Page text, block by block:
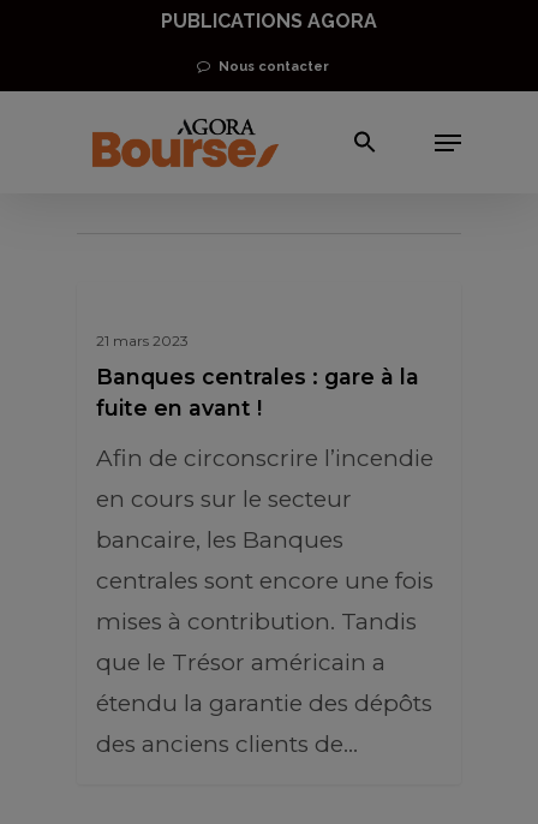
main
PUBLICATIONS AGORA
Nous contacter
Menu
banque UBS
21 mars 2023
Banques centrales : gare à la
fuite en avant !
Afin de circonscrire l’incendie
en cours sur le secteur
bancaire, les Banques
centrales sont encore une fois
mises à contribution. Tandis
que le Trésor américain a
étendu la garantie des dépôts
des anciens clients de…